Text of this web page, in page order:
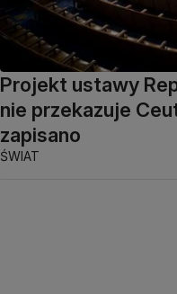
Projekt ustawy
nie przekazuje
zapisano
ŚWIAT